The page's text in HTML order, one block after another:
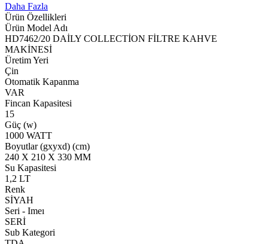
Daha Fazla
Ürün Özellikleri
Ürün Model Adı
HD7462/20 DAİLY COLLECTİON FİLTRE KAHVE
MAKİNESİ
Üretim Yeri
Çin
Otomatik Kapanma
VAR
Fincan Kapasitesi
15
Güç (w)
1000 WATT
Boyutlar (gxyxd) (cm)
240 X 210 X 330 MM
Su Kapasitesi
1,2 LT
Renk
SİYAH
Seri - Imeı
SERİ
Sub Kategori